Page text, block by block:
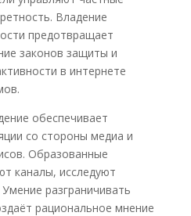
Владение
предотвращает
законов защиты и
в интернете
обеспечивает
со стороны медиа и
Образованные
каналы, исследуют
разграничивать
рациональное мнение